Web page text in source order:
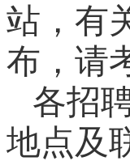
站，有
布，请
各招
地点及